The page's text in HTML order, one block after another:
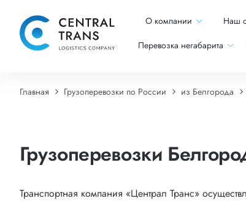
О компании Наш
Перевозка негабарита
Главная Грузоперевозки по России из Белгорода
Грузоперевозки
Транспортная компания «Централ Транс»